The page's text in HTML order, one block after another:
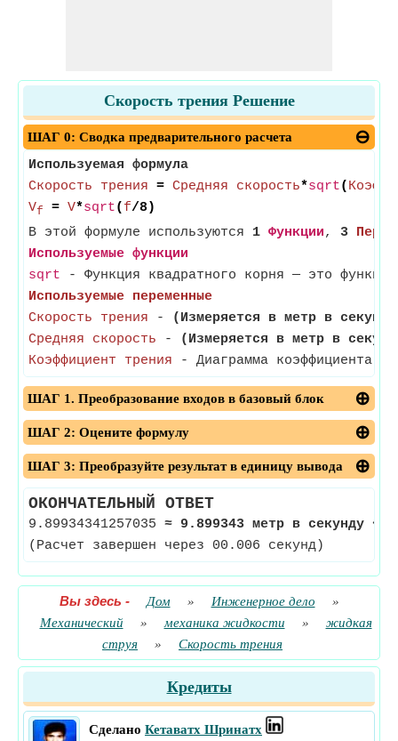
Скорость трения Решение
ШАГ 0: Сводка предварительного расчета
Используемая формула
Скорость трения = Средняя скорость*sqrt(
Vf = V*sqrt( f/8)
В этой формуле используются 1 Функции, 3
Используемые функции
sqrt - Функция квадратного корня — это
Используемые переменные
Скорость трения -
(Измеряется в метр в
Средняя скорость -
(Измеряется в метр в
Коэффициент трения - Диаграмма коэффициента
ШАГ 1. Преобразование входов в базовый блок
ШАГ 2: Оцените формулу
ШАГ 3: Преобразуйте результат в единицу вывода
ОКОНЧАТЕЛЬНЫЙ ОТВЕТ
9.89934341257035 ≈ 9.899343 метр в секунду
(Расчет завершен через 00.006 секунд)
Вы здесь - Дом » Инженерное дело
»
Механический
» механика жидкости »
жидкая
струя
» Скорость трения
Кредиты
Сделано Кетаватх Шринатх